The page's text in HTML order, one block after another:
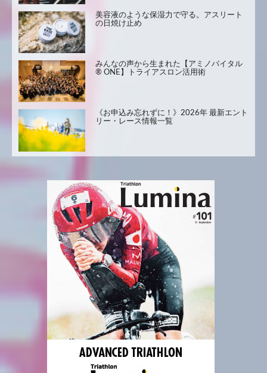
美容液のような保湿力で守る。アスリート
の日焼け止め
みんなの声から生まれた【アミノバイタル
® ONE】トライアスロン活用術
《お申込み忘れずに！》2026年 最新エント
リー・レース情報一覧